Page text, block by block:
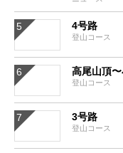
4号路
登山コース
高尾山頂
登山コース
3号路
登山コース